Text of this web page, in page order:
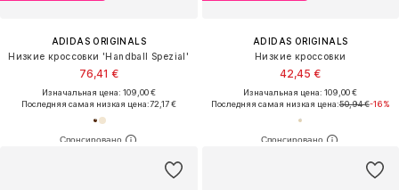
ADIDAS ORIGINALS
Низкие кроссовки 'Handball Spezial'
76,41 €
Изначальная цена: 109,00 €
Последняя самая низкая цена:72,17 €
ADIDAS ORIGINALS
Низкие кроссовки
42,45 €
Изначальная цена: 109,00 €
Последняя самая низкая цена:50,94 €-16%